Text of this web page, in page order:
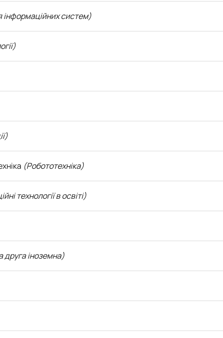
систем)
(Робототехніка)
технології в освіті)
друга іноземна)